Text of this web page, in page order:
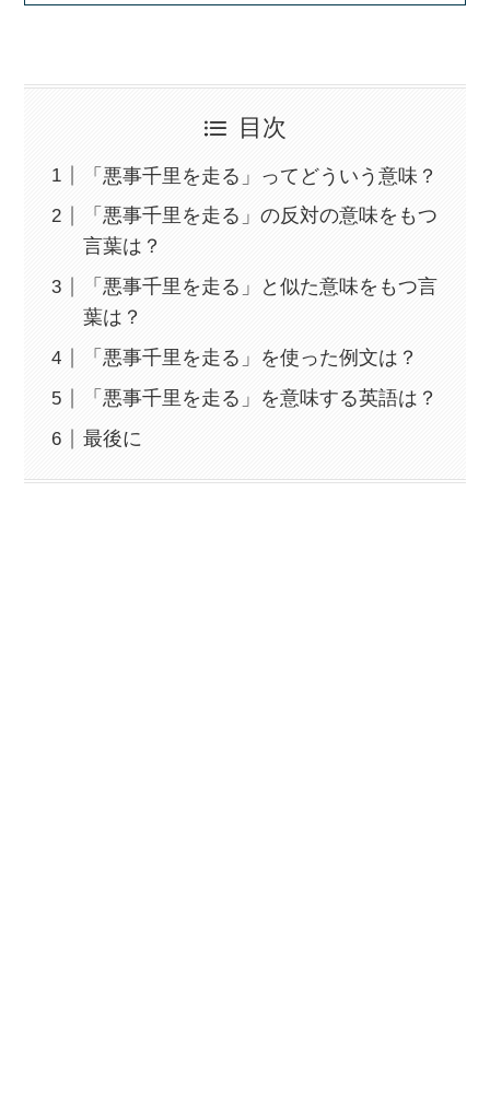
目次
「悪事千里を走る」ってどういう意味？
「悪事千里を走る」の反対の意味をもつ
言葉は？
「悪事千里を走る」と似た意味をもつ言
葉は？
「悪事千里を走る」を使った例文は？
「悪事千里を走る」を意味する英語は？
最後に